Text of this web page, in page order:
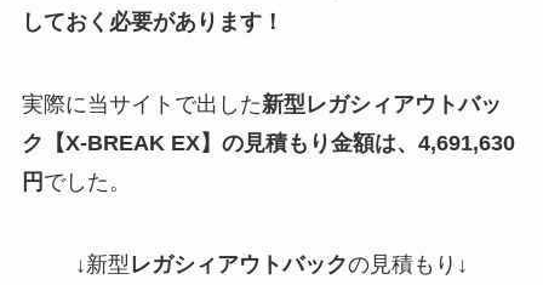
しておく必要があります！
実際に当サイトで出した新型レガシィアウトバッ
ク 【X-BREAK EX】の見積もり金額は、4,691,630
円 でした。
↓新型 レガシィアウトバックの見積もり↓